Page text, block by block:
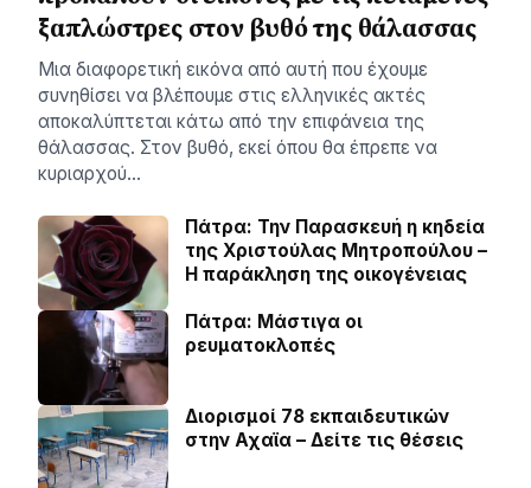
ξαπλώστρες στον βυθό της θάλασσας
Μια διαφορετική εικόνα από αυτή που έχουμε
συνηθίσει να βλέπουμε στις ελληνικές ακτές
αποκαλύπτεται κάτω από την επιφάνεια της
θάλασσας. Στον βυθό, εκεί όπου θα έπρεπε να
κυριαρχού…
Πάτρα: Την Παρασκευή η κηδεία
της Χριστούλας Μητροπούλου –
Η παράκληση της οικογένειας
Πάτρα: Μάστιγα οι
ρευµατοκλοπές
Διορισμοί 78 εκπαιδευτικών
στην Αχαϊα – Δείτε τις θέσεις